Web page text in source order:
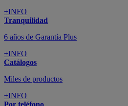
+INFO
Tranquilidad
6 años de Garantía Plus
+INFO
Catálogos
Miles de productos
+INFO
Por teléfono